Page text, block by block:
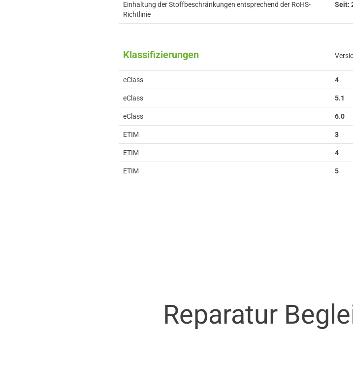
Einhaltung der Stoffbeschränkungen entsprechend der RoHS-
Richtlinie
Seit:
Klassifizierungen
eClass 4
eClass 5.1
eClass 6.0
ETIM 3
ETIM 4
ETIM 5
Reparatur